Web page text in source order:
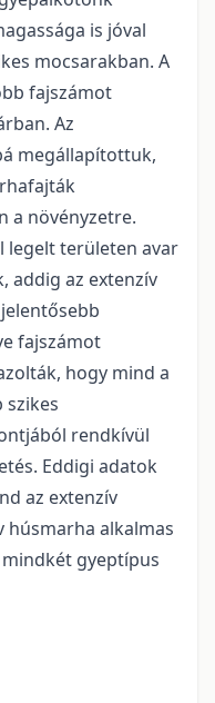
is jóval
mocsarakban. A
fajszámot
Az
megállapítottuk,
a növényzetre.
legelt területen avar
addig az extenzív
fajszámot
hogy mind a
szikes
rendkívül
Eddigi adatok
az extenzív
húsmarha alkalmas
gyeptípus